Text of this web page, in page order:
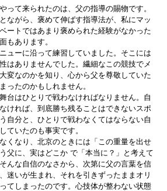
って来られたのは、父の指導の賜物です。
ながら、褒めて伸ばす指導法が、私にマッ
ートではあまり褒められた経験がなかった
もあります。
ューに沿って練習していました。そこには
はありませんでした。繊細なこの競技でメ
変なのかを知り、心から父を尊敬していた
ったのかもしれません。
台はひとりで戦わなければなりません。自
ければ、到底勝ち残ることはできないスポ
自分と、ひとりで戦わなくてはならない自
ていたのも事実です。
くなり、北京のときには「この重量を出せ
父に、実はどこか で「本当に？」と考えて
んな自信のなさから、次第に父の言葉を信
迷いが生まれ、それを引きずったままオリ
てしまったのです。心技体が整わない状態